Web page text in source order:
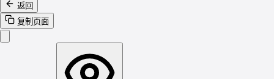
返回
复制页面